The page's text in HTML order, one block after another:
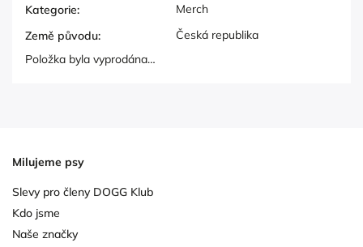
Kategorie:
Merch
Země původu:
Česká republika
Položka byla vyprodána…
Milujeme psy
Slevy pro členy DOGG Klub
Kdo jsme
Naše značky